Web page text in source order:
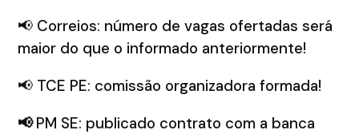
📢 Correios: número de vagas ofertadas será
maior do que o informado anteriormente!
📢 TCE PE: comissão organizadora formada!
📢PM SE: publicado contrato com a banca